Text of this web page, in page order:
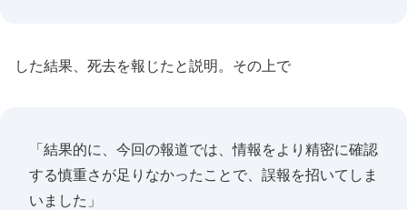
した結果、死去を報じたと説明。その上で
「結果的に、今回の報道では、情報をより精密に確認
する慎重さが足りなかったことで、誤報を招いてしま
いました」